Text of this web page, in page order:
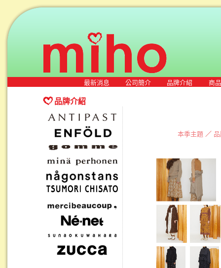
最新消息 公司簡介 品牌介紹 商
品牌介紹
本季主題／